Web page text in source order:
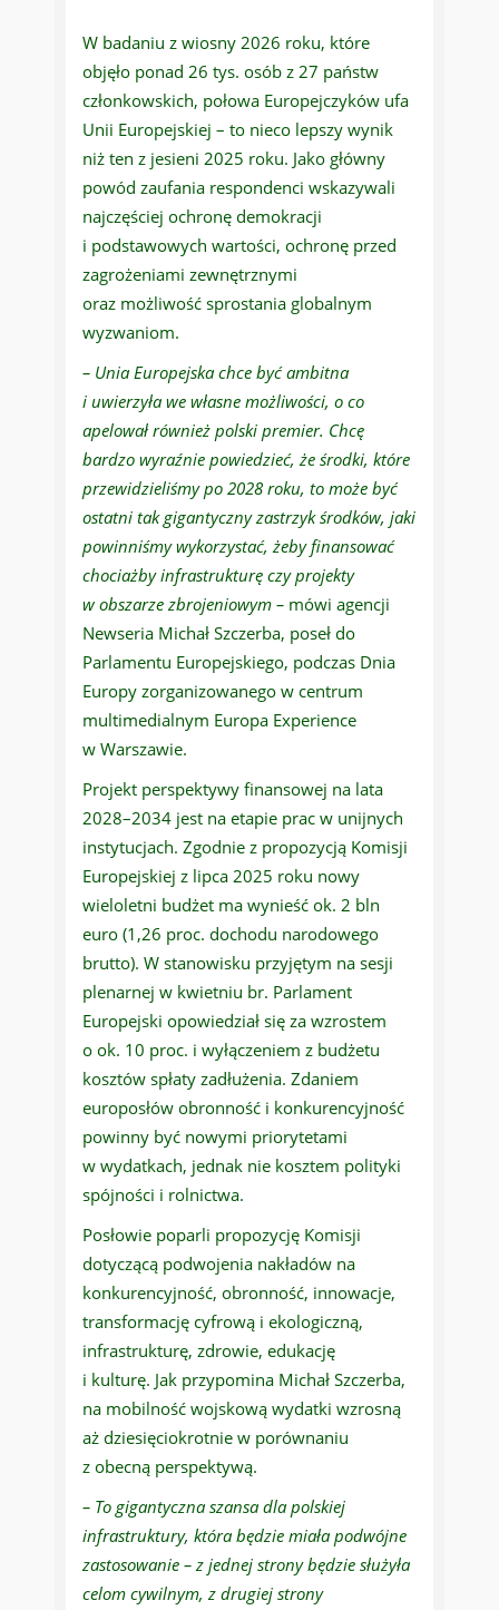
W badaniu z wiosny 2026 roku, które
objęło ponad 26 tys. osób z 27 państw
członkowskich, połowa Europejczyków ufa
Unii Europejskiej – to nieco lepszy wynik
niż ten z jesieni 2025 roku. Jako główny
powód zaufania respondenci wskazywali
najczęściej ochronę demokracji
i podstawowych wartości, ochronę przed
zagrożeniami zewnętrznymi
oraz możliwość sprostania globalnym
wyzwaniom.
– Unia Europejska chce być ambitna
i uwierzyła we własne możliwości, o co
apelował również polski premier. Chcę
bardzo wyraźnie powiedzieć, że środki, które
przewidzieliśmy po 2028 roku, to może być
ostatni tak gigantyczny zastrzyk środków, jaki
powinniśmy wykorzystać, żeby finansować
chociażby infrastrukturę czy projekty
w obszarze zbrojeniowym – mówi agencji
Newseria Michał Szczerba, poseł do
Parlamentu Europejskiego, podczas Dnia
Europy zorganizowanego w centrum
multimedialnym Europa Experience
w Warszawie.
Projekt perspektywy finansowej na lata
2028–2034 jest na etapie prac w unijnych
instytucjach. Zgodnie z propozycją Komisji
Europejskiej z lipca 2025 roku nowy
wieloletni budżet ma wynieść ok. 2 bln
euro (1,26 proc. dochodu narodowego
brutto). W stanowisku przyjętym na sesji
plenarnej w kwietniu br. Parlament
Europejski opowiedział się za wzrostem
o ok. 10 proc. i wyłączeniem z budżetu
kosztów spłaty zadłużenia. Zdaniem
europosłów obronność i konkurencyjność
powinny być nowymi priorytetami
w wydatkach, jednak nie kosztem polityki
spójności i rolnictwa.
Posłowie poparli propozycję Komisji
dotyczącą podwojenia nakładów na
konkurencyjność, obronność, innowacje,
transformację cyfrową i ekologiczną,
infrastrukturę, zdrowie, edukację
i kulturę. Jak przypomina Michał Szczerba,
na mobilność wojskową wydatki wzrosną
aż dziesięciokrotnie w porównaniu
z obecną perspektywą.
– To gigantyczna szansa dla polskiej
infrastruktury, która będzie miała podwójne
zastosowanie – z jednej strony będzie służyła
celom cywilnym, z drugiej strony